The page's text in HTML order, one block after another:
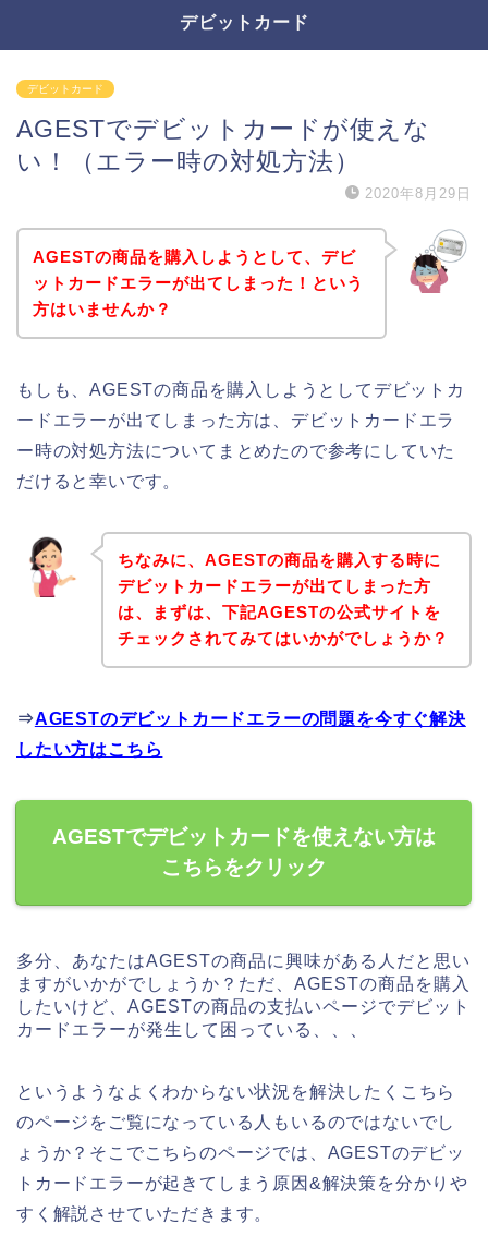
デビットカード
デビットカード
AGESTでデビットカードが使えな
い！（エラー時の対処方法）
2020年8月29日
AGESTの商品を購入しようとして、デビ
ットカードエラーが出てしまった！という
方はいませんか？
もしも、AGESTの商品を購入しようとしてデビットカ
ードエラーが出てしまった方は、デビットカードエラ
ー時の対処方法についてまとめたので参考にしていた
だけると幸いです。
ちなみに、AGESTの商品を購入する時に
デビットカードエラーが出てしまった方
は、まずは、下記AGESTの公式サイトを
チェックされてみてはいかがでしょうか？
⇒AGESTのデビットカードエラーの問題を今すぐ解決
したい方はこちら
AGESTでデビットカードを使えない方は
こちらをクリック
多分、あなたはAGESTの商品に興味がある人だと思い
ますがいかがでしょうか？ただ、AGESTの商品を購入
したいけど、AGESTの商品の支払いページでデビット
カードエラーが発生して困っている、、、
というようなよくわからない状況を解決したくこちら
のページをご覧になっている人もいるのではないでし
ょうか？そこでこちらのページでは、AGESTのデビッ
トカードエラーが起きてしまう原因&解決策を分かりや
すく解説させていただきます。